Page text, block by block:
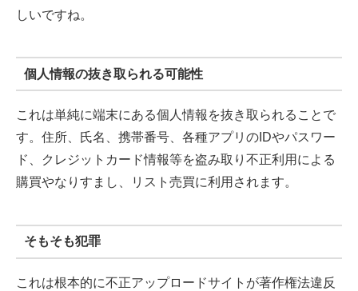
しいですね。
個人情報の抜き取られる可能性
これは単純に端末にある個人情報を抜き取られることで
す。住所、氏名、携帯番号、各種アプリのIDやパスワー
ド、クレジットカード情報等を盗み取り不正利用による
購買やなりすまし、リスト売買に利用されます。
そもそも犯罪
これは根本的に不正アップロードサイトが著作権法違反